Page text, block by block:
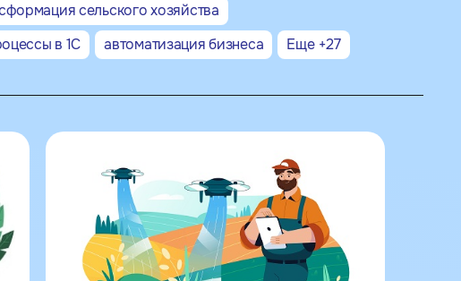
пр-д Электродный,
д. 8а, оф. 19
сельского хозяйства
в 1С автоматизация бизнеса Еще +27